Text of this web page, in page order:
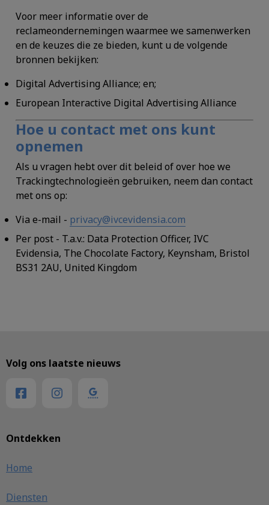
Voor meer informatie over de
reclameondernemingen waarmee we samenwerken
en de keuzes die ze bieden, kunt u de volgende
bronnen bekijken:
Digital Advertising Alliance; en;
European Interactive Digital Advertising Alliance
Hoe u contact met ons kunt
opnemen
Als u vragen hebt over dit beleid of over hoe we
Trackingtechnologieën gebruiken, neem dan contact
met ons op:
Via e-mail - privacy@ivcevidensia.com
Per post - T.a.v.: Data Protection Officer, IVC
Evidensia, The Chocolate Factory, Keynsham, Bristol
BS31 2AU, United Kingdom
Ontdekken
Home
Diensten
Volg ons laatste nieuws